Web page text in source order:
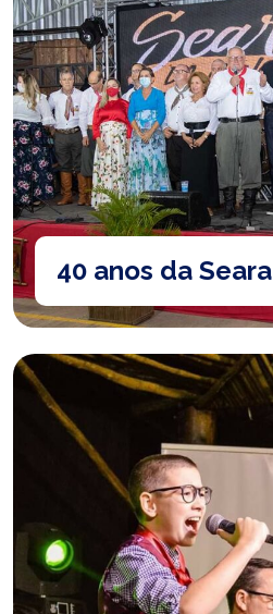
40 anos da Seara